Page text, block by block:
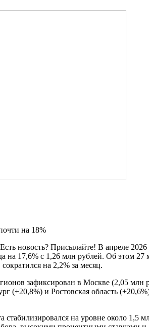
новость? Присылайте! В апреле
на 17,6% с 1,26 млн рублей. Об этом
на 2,2% за месяц.
зафиксирован в Москве (2,05
(+20,8%) и Ростовская область
на уровне около 1,5